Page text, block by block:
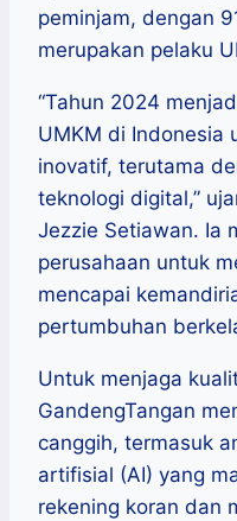
peminjam, dengan
merupakan pelaku
“Tahun 2024
UMKM di Indonesia
inovatif, terutama
teknologi digital,”
Jezzie Setiawan. Ia
perusahaan untuk
mencapai
pertumbuhan
Untuk menjaga
GandengTangan
canggih, termasuk
artifisial (AI) yang
rekening koran dan